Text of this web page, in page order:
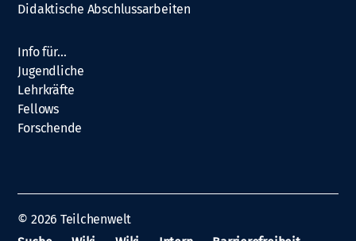
Didaktische Abschlussarbeiten
Info für…
Jugendliche
Lehrkräfte
Fellows
Forschende
© 2026 Teilchenwelt